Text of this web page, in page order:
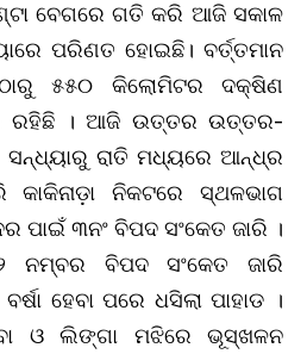
ବେଗରେ ଗତି କରି ଆଜି ସକାଳ
ପରିଣତ ହୋଇଛି। ବର୍ତ୍ତମାନ
୫୫୦ କିଲୋମିଟର ଦକ୍ଷିଣ
ରହିଛି । ଆଜି ଉତ୍ତର ଉତ୍ତର-
ରାତି ମଧ୍ୟରେ ଆନ୍ଧ୍ର
ନିକଟରେ ସ୍ଥଳଭାଗ
ପାଇଁ ୩ନଂ ବିପଦ ସଂକେତ ଜାରି ।
ନମ୍ବର ବିପଦ ସଂକେତ ଜାରି
ହେବା ପରେ ଧସିଲା ପାହାଡ ।
ଓ ଲିଙ୍ଗା ମଝିରେ ଭୂସ୍ଖଳନ